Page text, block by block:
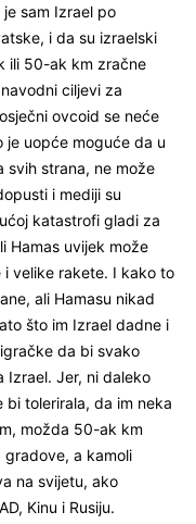
sam Izrael po
i da su izraelski
ili 50-ak km zračne
ciljevi za
ovcoid se neće
uopće moguće da u
svih strana, ne može
i mediji su
katastrofi gladi za
Hamas uvijek može
velike rakete. I kako to
ali Hamasu nikad
što im Izrael dadne i
da bi svako
Izrael. Jer, ni daleko
tolerirala, da im neka
možda 50-ak km
gradove, a kamoli
na svijetu, ako
Kinu i Rusiju.